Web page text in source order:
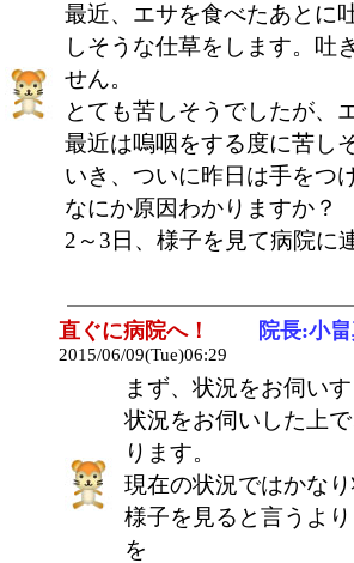
最近、エサを食べたあとに
しそうな仕草をします。吐
せん。
とても苦しそうでしたが、
最近は嗚咽をする度に苦し
いき、ついに昨日は手をつ
なにか原因わかりますか？
2～3日、様子を見て病院に
直ぐに病院へ！ 院長:小
2015/06/09(Tue)06:29
まず、状況をお伺い
状況をお伺いした上
ります。
現在の状況ではかな
様子を見ると言うよ
を